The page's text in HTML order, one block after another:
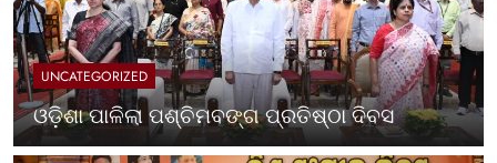
UNCATEGORIZED
ଓଡ଼ିଶା ପାଳିଲା ପଶ୍ଚିମବଙ୍ଗ ପ୍ରତିଷ୍ଠା ଦିବସ